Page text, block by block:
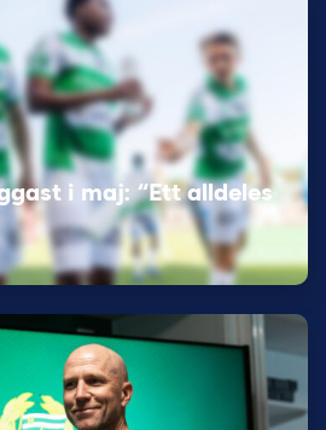
i maj: “Ett alldeles